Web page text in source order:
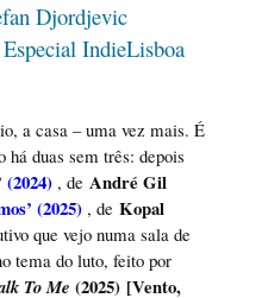
Djordjevic
IndieLisboa
a casa – uma vez mais. É
há duas sem três: depois
(2024) , de André Gil
(2025) , de Kopal
que vejo numa sala de
tema do luto, feito por
To Me (2025) [Vento,